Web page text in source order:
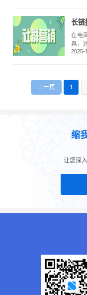
在电
具，
略等
2025-
上一页 1
缩
让您深